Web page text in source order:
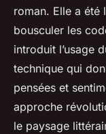
roman. Elle a été
bousculer les
introduit l’usage
technique qui
pensées et
approche
le paysage